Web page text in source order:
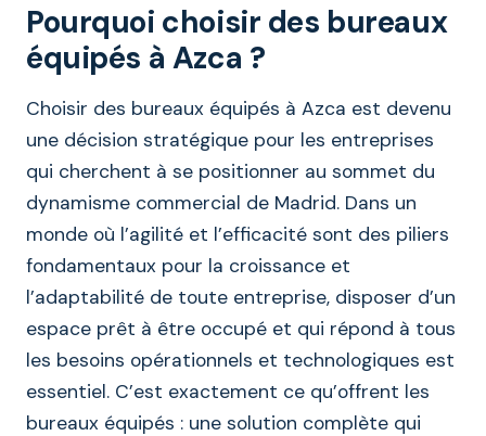
Pourquoi choisir des bureaux
équipés à Azca ?
Choisir des bureaux équipés à Azca est devenu
une décision stratégique pour les entreprises
qui cherchent à se positionner au sommet du
dynamisme commercial de Madrid. Dans un
monde où l’agilité et l’efficacité sont des piliers
fondamentaux pour la croissance et
l’adaptabilité de toute entreprise, disposer d’un
espace prêt à être occupé et qui répond à tous
les besoins opérationnels et technologiques est
essentiel. C’est exactement ce qu’offrent les
bureaux équipés : une solution complète qui